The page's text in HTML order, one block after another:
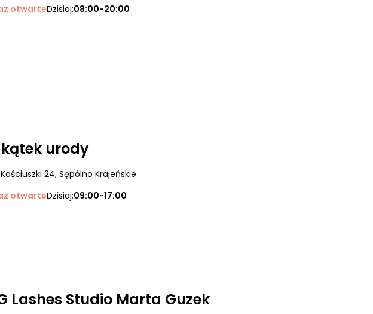
otwarteDzisiaj:08:00-20:00
urody
24, Sępólno Krajeńskie
otwarteDzisiaj:09:00-17:00
Lashes Studio Marta Guzek